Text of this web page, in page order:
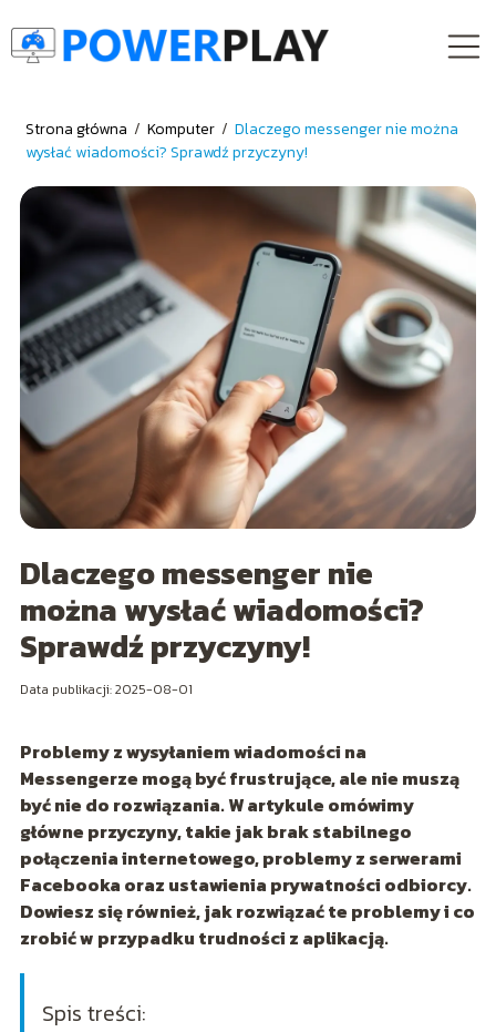
Strona główna / Komputer / Dlaczego messenger nie można
wysłać wiadomości? Sprawdź przyczyny!
Dlaczego messenger nie
można wysłać wiadomości?
Sprawdź przyczyny!
Data publikacji: 2025-08-01
Problemy z wysyłaniem wiadomości na
Messengerze mogą być frustrujące, ale nie muszą
być nie do rozwiązania. W artykule omówimy
główne przyczyny, takie jak brak stabilnego
połączenia internetowego, problemy z serwerami
Facebooka oraz ustawienia prywatności odbiorcy.
Dowiesz się również, jak rozwiązać te problemy i co
zrobić w przypadku trudności z aplikacją.
Spis treści: